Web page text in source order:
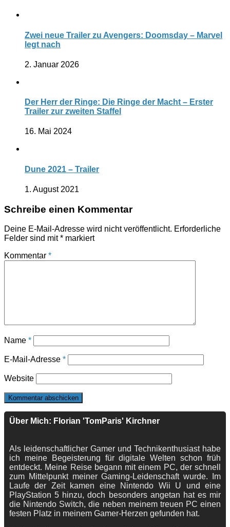
Zwei neue Trailer zu Avengers: Doomsday – Marvel
legt nach
2. Januar 2026
Der Herr der Ringe: Die Ringe der Macht – Erster
Trailer zur zweiten Staffel
16. Mai 2024
Dune 2021 – Trailer
1. August 2021
Schreibe einen Kommentar
Deine E-Mail-Adresse wird nicht veröffentlicht. Erforderliche
Felder sind mit* markiert
Kommentar *
Name *
E-Mail-Adresse *
Website
Über Mich: Florian 'TomParis' Kirchner
Als leidenschaftlicher Gamer und Technikenthusiast habe
ich meine Begeisterung für digitale Welten schon früh
entdeckt. Meine Reise begann mit einem PC, der schnell
zum Mittelpunkt meiner Gaming-Leidenschaft wurde. Im
Laufe der Zeit kamen eine Nintendo Wii U und eine
PlayStation 5 hinzu, doch besonders angetan hat es mir
die Nintendo Switch, die neben meinem treuen PC einen
festen Platz in meinem Gamer-Herzen gefunden hat.